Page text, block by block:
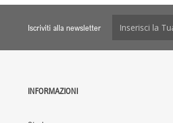
Iscriviti alla newsletter
INFORMAZIONI